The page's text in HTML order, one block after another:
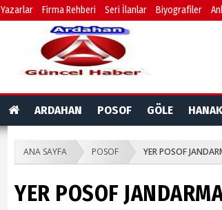
Yazarlar Firma Rehberi Seri İlanlar Biyografiler
ARDAHAN POSOF GÖLE HANAK
ANA SAYFA POSOF YER POSOF
YER POSOF